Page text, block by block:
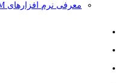
معرفی نرم افزارهای CRM